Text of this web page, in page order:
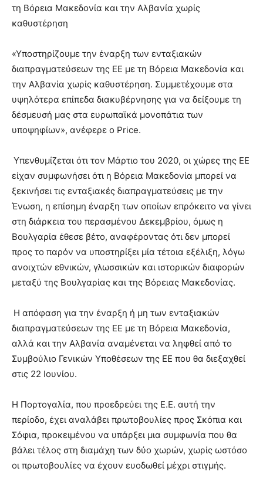
τη Βόρεια Μακεδονία και την Αλβανία χωρίς
καθυστέρηση
«Υποστηρίζουμε την έναρξη των ενταξιακών
διαπραγματεύσεων της ΕΕ με τη Βόρεια Μακεδονία και
την Αλβανία χωρίς καθυστέρηση. Συμμετέχουμε στα
υψηλότερα επίπεδα διακυβέρνησης για να δείξουμε τη
δέσμευσή μας στα ευρωπαϊκά μονοπάτια των
υποψηφίων», ανέφερε ο Price.
Υπενθυμίζεται ότι τον Μάρτιο του 2020, οι χώρες της ΕΕ
είχαν συμφωνήσει ότι η Βόρεια Μακεδονία μπορεί να
ξεκινήσει τις ενταξιακές διαπραγματεύσεις με την
Ένωση, η επίσημη έναρξη των οποίων επρόκειτο να γίνει
στη διάρκεια του περασμένου Δεκεμβρίου, όμως η
Βουλγαρία έθεσε βέτο, αναφέροντας ότι δεν μπορεί
προς το παρόν να υποστηρίξει μία τέτοια εξέλιξη, λόγω
ανοιχτών εθνικών, γλωσσικών και ιστορικών διαφορών
μεταξύ της Βουλγαρίας και της Βόρειας Μακεδονίας.
Η απόφαση για την έναρξη ή μη των ενταξιακών
διαπραγματεύσεων της ΕΕ με τη Βόρεια Μακεδονία,
αλλά και την Αλβανία αναμένεται να ληφθεί από το
Συμβούλιο Γενικών Υποθέσεων της ΕΕ που θα διεξαχθεί
στις 22 Ιουνίου.
Η Πορτογαλία, που προεδρεύει της Ε.Ε. αυτή την
περίοδο, έχει αναλάβει πρωτοβουλίες προς Σκόπια και
Σόφια, προκειμένου να υπάρξει μια συμφωνία που θα
βάλει τέλος στη διαμάχη των δύο χωρών, χωρίς ωστόσο
οι πρωτοβουλίες να έχουν ευοδωθεί μέχρι στιγμής.